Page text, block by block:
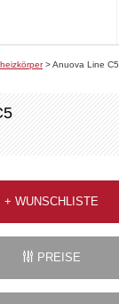
>Anuova Line C5
+ WUNSCHLISTE
PREISE